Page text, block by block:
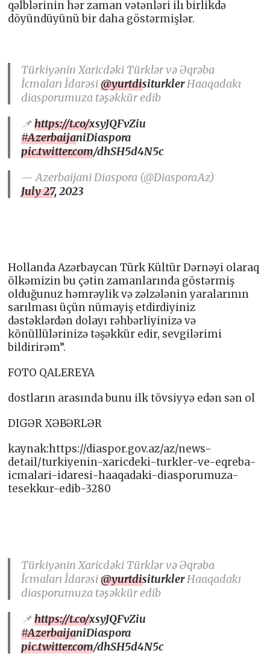
qəlblərinin hər zaman vətənləri ilı birlikdə
döyündüyünü bir daha göstərmişlər.
Türkiyənin Xaricdəki Türklər və Əqrəba
İcmaları İdarəsi@yurtdisiturklerHaaqadakı
diasporumuza təşəkkür edib
📌https://t.co/xsyJQFvZiu
#AzerbaijaniDiaspora
pic.twitter.com/dhSH5d4N5c
— Azerbaijani Diaspora (@DiasporaAz)
July 27, 2023
Hollanda Azərbaycan Türk Kültür Dərnəyi olaraq
ölkəmizin bu çətin zamanlarında göstərmiş
olduğunuz həmrəylik və zəlzələnin yaralarının
sarılması üçün nümayiş etdirdiyiniz
dəstəklərdən dolayı rəhbərliyinizə və
könüllülərinizə təşəkkür edir, sevgilərimi
bildirirəm”.
FOTO QALEREYA
dostların arasında bunu ilk tövsiyyə edən sən ol
DIGƏR XƏBƏRLƏR
kaynak:https://diaspor.gov.az/az/news-
detail/turkiyenin-xaricdeki-turkler-ve-eqreba-
icmalari-idaresi-haaqadaki-diasporumuza-
tesekkur-edib-3280
Türkiyənin Xaricdəki Türklər və Əqrəba
İcmaları İdarəsi@yurtdisiturklerHaaqadakı
diasporumuza təşəkkür edib
📌https://t.co/xsyJQFvZiu
#AzerbaijaniDiaspora
pic.twitter.com/dhSH5d4N5c